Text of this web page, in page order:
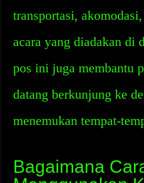
transportasi,
acara yang diadakan di
pos ini juga membantu
datang berkunjung ke
menemukan tempat-
Bagaimana